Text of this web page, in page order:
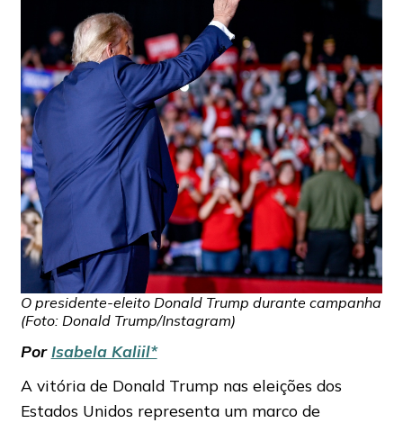
O presidente-eleito Donald Trump durante campanha
(Foto: Donald Trump/Instagram)
Por Isabela Kaliil*
A vitória de Donald Trump nas eleições dos
Estados Unidos representa um marco de